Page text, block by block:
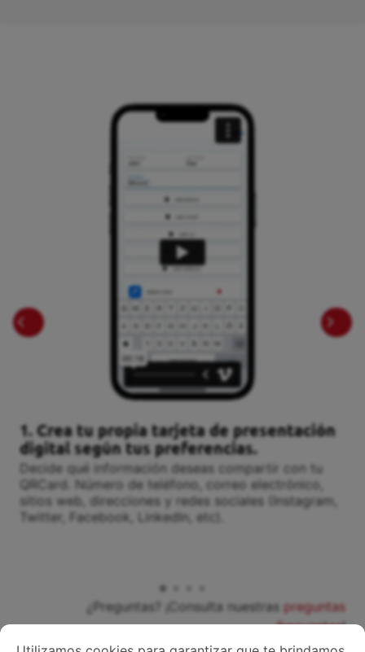
1. Crea tu propia tarjeta de presentación
digital según tus preferencias.
Decide qué información deseas compartir con tu
QRCard. Número de teléfono, correo electrónico,
sitios web, direcciones y redes sociales (Instagram,
Twitter, Facebook, LinkedIn, etc).
¿Preguntas? ¡Consulta nuestras preguntas
frecuentes!